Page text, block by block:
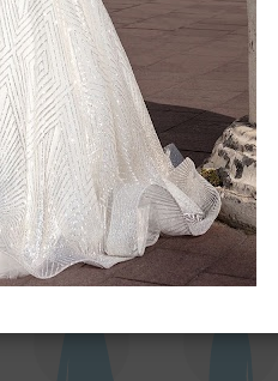
Принцесса Бальное